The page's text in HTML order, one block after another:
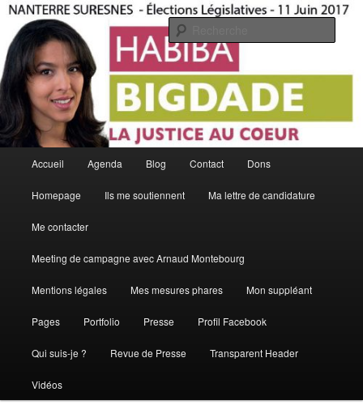
Aller
contenu
principalHabiba Bigdade
La Justice Au Coeur
principal
Accueil Agenda Blog Contact Dons
Homepage Ils me soutiennent Ma lettre de candidature
Me contacter
Meeting de campagne avec Arnaud Montebourg
Mentions légales Mes mesures phares Mon suppléant
Pages Portfolio Presse Profil Facebook
Qui suis-je ? Revue de Presse Transparent Header
Vidéos